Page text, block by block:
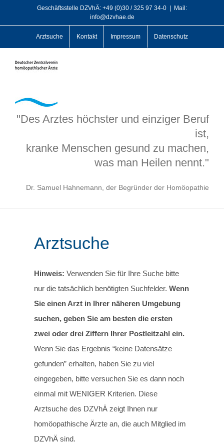
Geschäftsstelle DZVhÄ: +49 (0)30 / 325 97 34-0
Mail:
info@dzvhae.de
Arztsuche Kontakt Impressum Datenschutz
"Des Arztes höchster und einziger Beruf
ist,
kranke Menschen gesund zu machen,
was man Heilen nennt."
Dr. Samuel Hahnemann, der Begründer der Homöopathie
Arztsuche
Hinweis: Verwenden Sie für Ihre Suche bitte
nur die tatsächlich benötigten Suchfelder. Wenn
Sie einen Arzt in Ihrer näheren Umgebung
suchen, geben Sie am besten die ersten
zwei oder drei Ziffern Ihrer Postleitzahl ein.
Wenn Sie das Ergebnis “keine Datensätze
gefunden” erhalten, haben Sie zu viel
eingegeben, bitte versuchen Sie es dann noch
einmal mit WENIGER Kriterien. Diese
Arztsuche des DZVhÄ zeigt Ihnen nur
homöopathische Ärzte an, die auch Mitglied im
DZVhÄ sind.